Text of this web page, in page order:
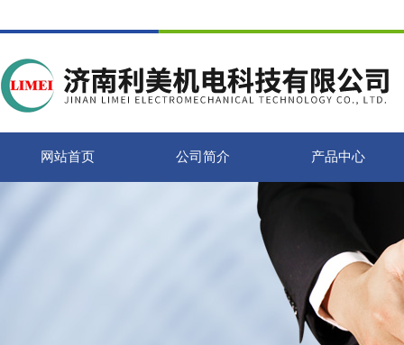
网站首页 公司简介 产品中心